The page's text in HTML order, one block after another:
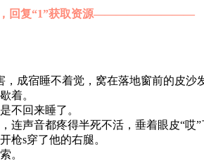
回复“1”获取资源—​​​​————————
成宿睡不着觉，窝在落地窗前的皮沙
着。
不回来睡了。
声音都疼得半死不活，垂着眼皮“哎
枪s穿了他的右腿。
。